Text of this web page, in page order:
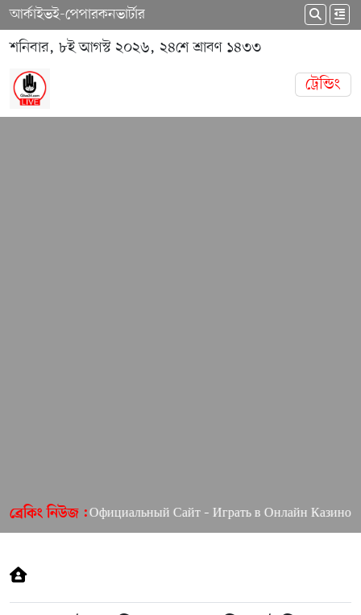
আর্কাইভই-পেপারকনভার্টার
শনিবার, ৮ই আগস্ট ২০২৬, ২৪শে শ্রাবণ ১৪৩৩
ট্রেন্ডিং
ব্রেকিং নিউজ :
Казино Официальный Сайт – Играть в Онлайн Казино Pin